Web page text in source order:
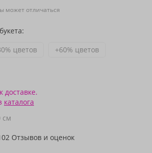
может отличаться
цветов +60% цветов
доставке.
каталога
см
Отзывов и оценок